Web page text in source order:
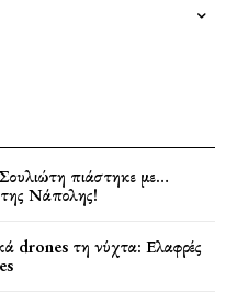
πιάστηκε με…
της Νάπολης!
drones τη νύχτα: Ελαφρές